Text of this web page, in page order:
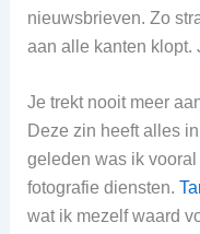
nieuwsbrieven. Zo
aan alle kanten klopt.
Je trekt nooit meer
Deze zin heeft alles
geleden was ik
fotografie diensten.
wat ik mezelf waard